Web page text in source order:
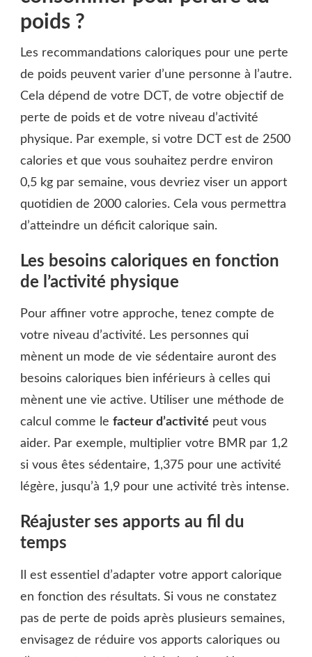
poids ?
Les recommandations caloriques pour une perte
de poids peuvent varier d’une personne à l’autre.
Cela dépend de votre DCT, de votre objectif de
perte de poids et de votre niveau d’activité
physique. Par exemple, si votre DCT est de 2500
calories et que vous souhaitez perdre environ
0,5 kg par semaine, vous devriez viser un apport
quotidien de 2000 calories. Cela vous permettra
d’atteindre un déficit calorique sain.
Les besoins caloriques en fonction
de l’activité physique
Pour affiner votre approche, tenez compte de
votre niveau d’activité. Les personnes qui
mènent un mode de vie sédentaire auront des
besoins caloriques bien inférieurs à celles qui
mènent une vie active. Utiliser une méthode de
calcul comme le facteur d’activité peut vous
aider. Par exemple, multiplier votre BMR par 1,2
si vous êtes sédentaire, 1,375 pour une activité
légère, jusqu’à 1,9 pour une activité très intense.
Réajuster ses apports au fil du
temps
Il est essentiel d’adapter votre apport calorique
en fonction des résultats. Si vous ne constatez
pas de perte de poids après plusieurs semaines,
envisagez de réduire vos apports caloriques ou